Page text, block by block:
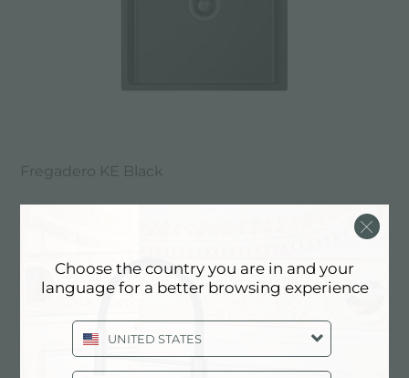
Fregadero KE Black
Choose the country you are in and your
language for a better browsing experience
UNITED STATES